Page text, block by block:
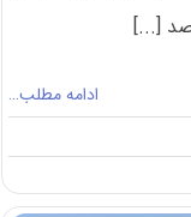
ادامه مطلب…